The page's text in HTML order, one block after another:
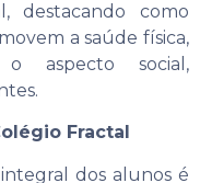
destacando como
a saúde física,
aspecto social,
Fractal
dos alunos é